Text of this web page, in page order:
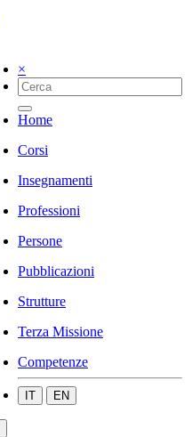
×
Home
Corsi
Insegnamenti
Professioni
Persone
Pubblicazioni
Strutture
Terza Missione
Competenze
IT EN